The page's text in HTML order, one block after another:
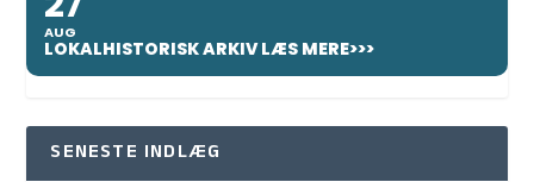
AUG
LOKALHISTORISK ARKIV LÆS MERE>>>
SENESTE INDLÆG